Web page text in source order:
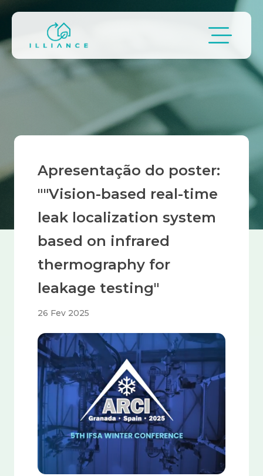
Navegação estrutural
Apresentação do poster:
""Vision-based real-time
leak localization system
based on infrared
thermography for
leakage testing"
26 Fev 2025
Imagem